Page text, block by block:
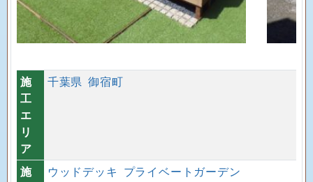
施
工
エ
リ
ア
千葉県 御宿町
施
ウッドデッキ プライベートガーデン